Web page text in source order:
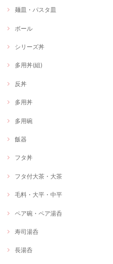
麺皿・パスタ皿
ボール
シリーズ丼
多用丼(組)
反丼
多用丼
多用碗
飯器
フタ丼
フタ付大茶・大茶
毛料・大平・中平
ペア碗・ペア湯呑
寿司湯呑
長湯呑